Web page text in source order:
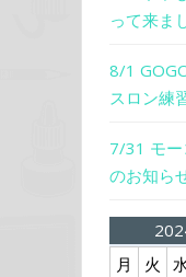
って来ま
8/1
スロン練
7/31 モ
のお知ら
月
火